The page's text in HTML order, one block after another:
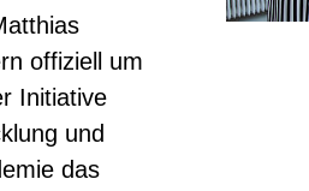
offiziell um
Initiative
und
das